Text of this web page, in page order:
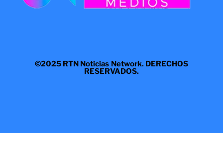
©2025 RTN Noticias Network. DERECHOS
RESERVADOS.